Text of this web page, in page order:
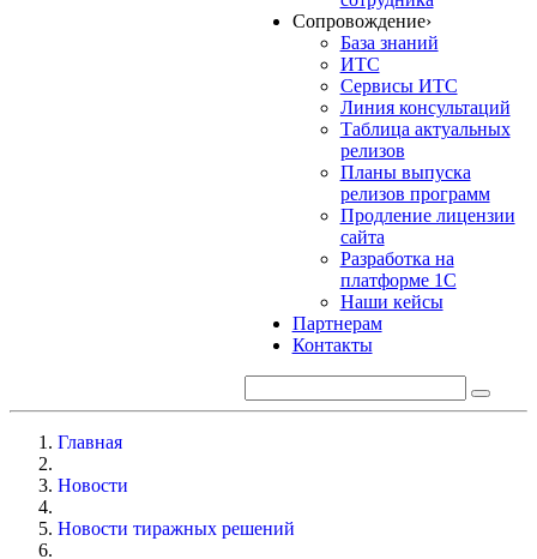
Сопровождение›
База знаний
ИТС
Сервисы ИТС
Линия консультаций
Таблица актуальных
релизов
Планы выпуска
релизов программ
Продление лицензии
сайта
Разработка на
платформе 1С
Наши кейсы
Партнерам
Контакты
Главная
Новости
Новости тиражных решений